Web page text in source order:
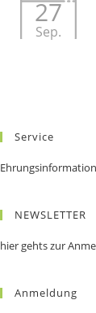
27
Sep.
Service
NEWSLETTER
hier gehts zur
Anmeldung